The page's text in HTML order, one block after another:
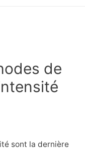
de
sont la dernière